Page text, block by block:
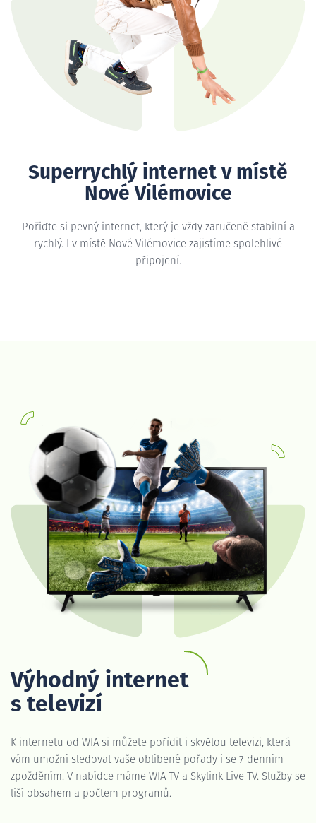
Superrychlý internet v místě
Nové Vilémovice
Pořiďte si pevný internet, který je vždy zaručeně stabilní a
rychlý. I v místě Nové Vilémovice zajistíme spolehlivé
připojení.
Výhodný internet
s televizí
K internetu od WIA si můžete pořídit i skvělou televizi, která
vám umožní sledovat vaše oblíbené pořady i se 7 denním
zpožděním. V nabídce máme WIA TV a Skylink Live TV. Služby se
liší obsahem a počtem programů.